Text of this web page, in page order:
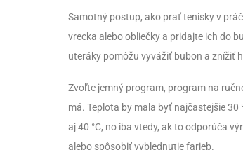
Samotný postup, ako prať tenisky v
vrecka alebo obliečky a pridajte ich do
uteráky pomôžu vyvážiť bubon a znížiť
Zvoľte jemný program, program na
má. Teplota by mala byť najčastejšie
aj 40 °C, no iba vtedy, ak to odporúča
alebo spôsobiť vyblednutie farieb.